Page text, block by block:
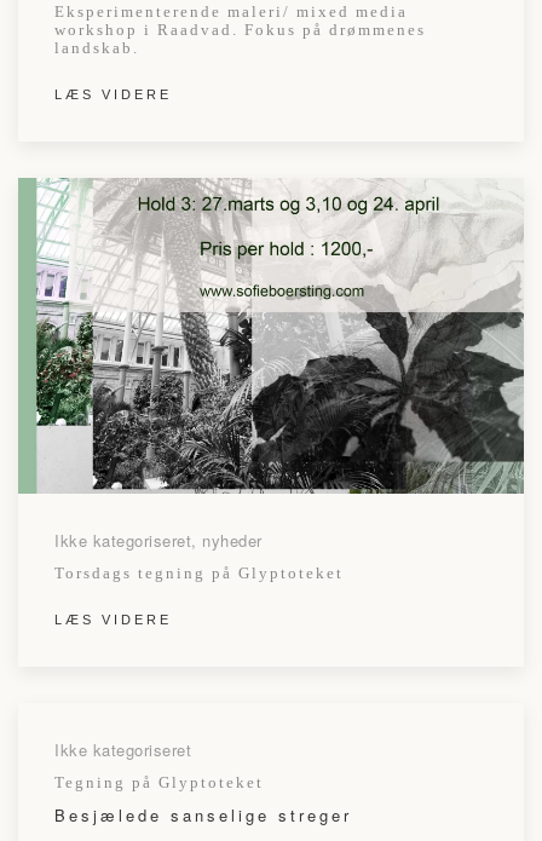
Eksperimenterende maleri/ mixed media
workshop i Raadvad. Fokus på drømmenes
landskab.
LÆS VIDERE
Ikke kategoriseret, nyheder
Torsdags tegning på Glyptoteket
LÆS VIDERE
Ikke kategoriseret
Tegning på Glyptoteket
Besjælede sanselige streger